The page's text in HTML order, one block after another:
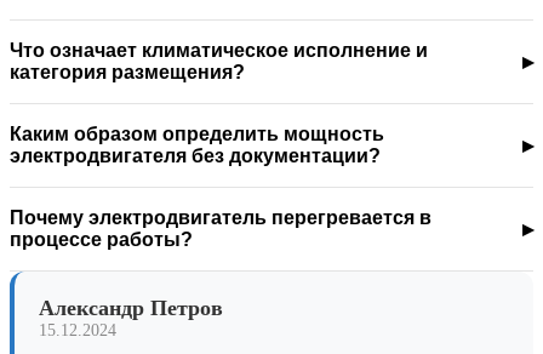
Что означает климатическое исполнение и
категория размещения?
Каким образом определить мощность
электродвигателя без документации?
Почему электродвигатель перегревается в
процессе работы?
Александр Петров
15.12.2024